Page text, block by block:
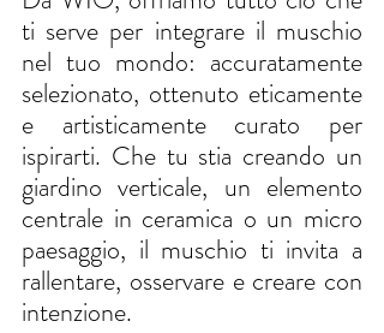
ti serve per integrare il muschio
nel tuo mondo: accuratamente
selezionato, ottenuto eticamente
e artisticamente curato per
ispirarti. Che tu stia creando un
giardino verticale, un elemento
centrale in ceramica o un micro
paesaggio, il muschio ti invita a
rallentare, osservare e creare con
intenzione.